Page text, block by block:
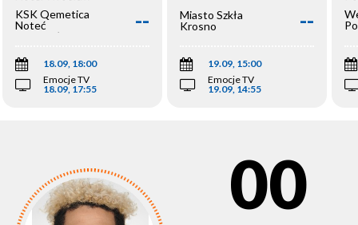
KSK Qemetica
Noteć
Inowrocław
--
18.09, 18:00
Emocje TV
18.09, 17:55
Miasto Szkła
Krosno
--
19.09, 15:00
Emocje TV
19.09, 14:55
00